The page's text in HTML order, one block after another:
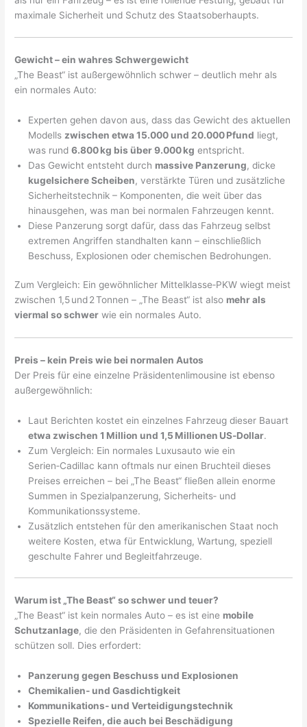
maximale Sicherheit und Schutz des Staatsoberhaupts.
Gewicht – ein wahres Schwergewicht
„The Beast“ ist außergewöhnlich schwer – deutlich mehr als
ein normales Auto:
Experten gehen davon aus, dass das Gewicht des aktuellen
Modells zwischen etwa 15.000 und 20.000 Pfund liegt,
was rund6.800 kg bis über 9.000 kg entspricht.
Das Gewicht entsteht durch massive Panzerung, dicke
kugelsichere Scheiben, verstärkte Türen und zusätzliche
Sicherheitstechnik – Komponenten, die weit über das
hinausgehen, was man bei normalen Fahrzeugen kennt.
Diese Panzerung sorgt dafür, dass das Fahrzeug selbst
extremen Angriffen standhalten kann – einschließlich
Beschuss, Explosionen oder chemischen Bedrohungen.
Zum Vergleich: Ein gewöhnlicher Mittelklasse‑PKW wiegt meist
zwischen 1,5 und 2 Tonnen – „The Beast“ ist also mehr als
viermal so schwer wie ein normales Auto.
Preis – kein Preis wie bei normalen Autos
Der Preis für eine einzelne Präsidentenlimousine ist ebenso
außergewöhnlich:
Laut Berichten kostet ein einzelnes Fahrzeug dieser Bauart
etwa zwischen 1 Million und 1,5 Millionen US‑Dollar.
Zum Vergleich: Ein normales Luxusauto wie ein
Serien‑Cadillac kann oftmals nur einen Bruchteil dieses
Preises erreichen – bei „The Beast“ fließen allein enorme
Summen in Spezialpanzerung, Sicherheits‑ und
Kommunikationssysteme.
Zusätzlich entstehen für den amerikanischen Staat noch
weitere Kosten, etwa für Entwicklung, Wartung, speziell
geschulte Fahrer und Begleitfahrzeuge.
Warum ist „The Beast“ so schwer und teuer?
„The Beast“ ist kein normales Auto – es ist eine mobile
Schutzanlage, die den Präsidenten in Gefahrensituationen
schützen soll. Dies erfordert:
Panzerung gegen Beschuss und Explosionen
Chemikalien‑ und Gasdichtigkeit
Kommunikations‑ und Verteidigungstechnik
Spezielle Reifen, die auch bei Beschädigung